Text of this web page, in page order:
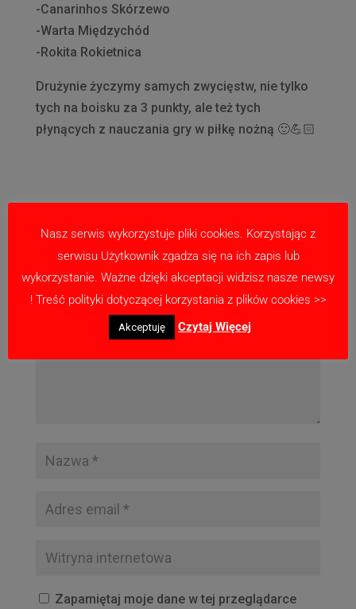
-Canarinhos Skórzewo
-Warta Międzychód
-Rokita Rokietnica
Drużynie życzymy samych zwycięstw, nie tylko
tych na boisku za 3 punkty, ale też tych
płynących z nauczania gry w piłkę nożną 🙂💪🏻
Twój adres email nie zostanie opublikowany.
Wymagane pola są oznaczone
Zapamiętaj moje dane w tej przeglądarce
Nasz serwis wykorzystuje pliki cookies. Korzystając z
serwisu Użytkownik zgadza się na ich zapis lub
wykorzystanie. Ważne dzięki akceptacji widzisz nasze newsy
! Treść polityki dotyczącej korzystania z plików cookies >>
Akceptuję Czytaj Więcej